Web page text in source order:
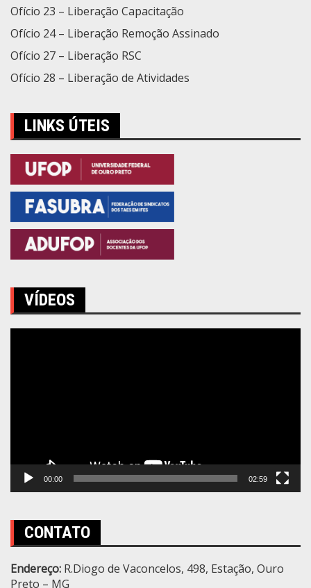
Ofício 23 – Liberação Capacitação
Ofício 24 – Liberação Remoção Assinado
Ofício 27 – Liberação RSC
Ofício 28 – Liberação de Atividades
LINKS ÚTEIS
VÍDEOS
00:00 02:59
CONTATO
Endereço: R.Diogo de Vaconcelos, 498, Estação, Ouro
Preto – MG